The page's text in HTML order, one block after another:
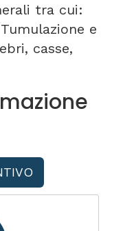
tra cui:
e
casse,